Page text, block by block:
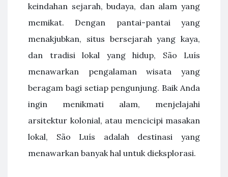
keindahan sejarah, budaya, dan alam yang
memikat. Dengan pantai-pantai yang
menakjubkan, situs bersejarah yang kaya,
dan tradisi lokal yang hidup, São Luís
menawarkan pengalaman wisata yang
beragam bagi setiap pengunjung. Baik Anda
ingin menikmati alam, menjelajahi
arsitektur kolonial, atau mencicipi masakan
lokal, São Luís adalah destinasi yang
menawarkan banyak hal untuk dieksplorasi.